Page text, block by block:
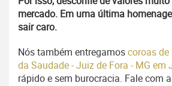
mercado. Em uma última
sair caro.
Nós também entregamoscoroas de
da Saudade - Juiz de Fora - MG em
rápido e sem burocracia. Fale com